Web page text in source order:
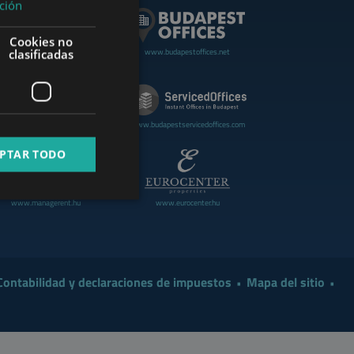
www.budapestoffices.net
www.budapestservicedoffices.com
www.managerent.hu
www.eurocenter.hu
y declaraciones de impuestos
Mapa del sitio
FRENCH
ARABIC
Cookies no
clasificadas
TODO